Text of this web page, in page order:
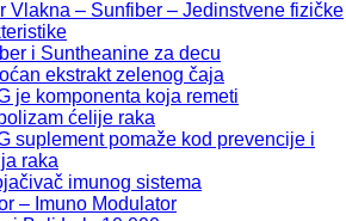
Vlakna – Sunfiber – Jedinstvene fizičke
i Suntheanine za decu
ekstrakt zelenog čaja
je komponenta koja remeti
ćelije raka
suplement pomaže kod prevencije i
raka
imunog sistema
– Imuno Modulator